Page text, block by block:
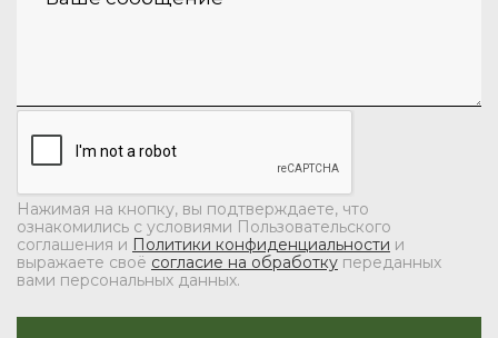
Нажимая на кнопку, вы подтверждаете, что
ознакомились с условиями Пользовательского
соглашения и Политики конфиденциальности и
выражаете своё согласие на обработкупереданных
вами персональных данных.